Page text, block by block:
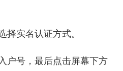
择实名认证方式。
户号，最后点击屏幕下方